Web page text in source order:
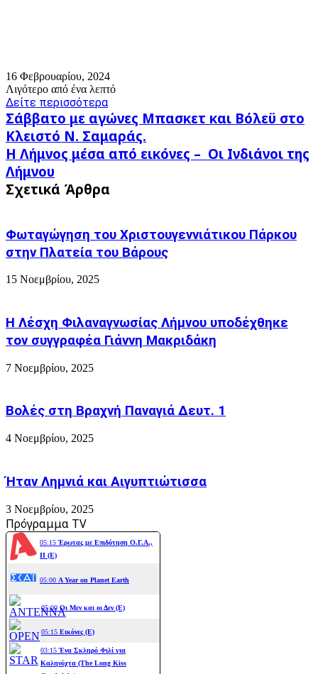
16 Φεβρουαρίου, 2024
Λιγότερο από ένα λεπτό
Δείτε περισσότερα
Σάββατο
με
αγώνες
Μπασκετ
και
Βόλεϋ
στο
Σαμαράς.
Σάββατο με αγώνες Μπασκετ και Βόλεϋ στο
Κλειστό Ν. Σαμαράς.
Η
Λήμνος
μέσα
από
Οι
Ινδιάνοι
της
Λήμνου
Η Λήμνος μέσα από εικόνες – Οι Ινδιάνοι της
Λήμνου
Σχετικά Άρθρα
Φωταγώγηση του Χριστουγεννιάτικου Πάρκου
στην Πλατεία του Βάρους
15 Νοεμβρίου, 2025
Η Λέσχη Φιλαναγνωσίας Λήμνου υποδέχθηκε
τον συγγραφέα Γιάννη Μακριδάκη
7 Νοεμβρίου, 2025
Βολές στη Βραχνή Παναγιά Δευτ. 1
4 Νοεμβρίου, 2025
Ήταν Λημνιά και Αιγυπτιώτισσα
3 Νοεμβρίου, 2025
Πρόγραμμα TV